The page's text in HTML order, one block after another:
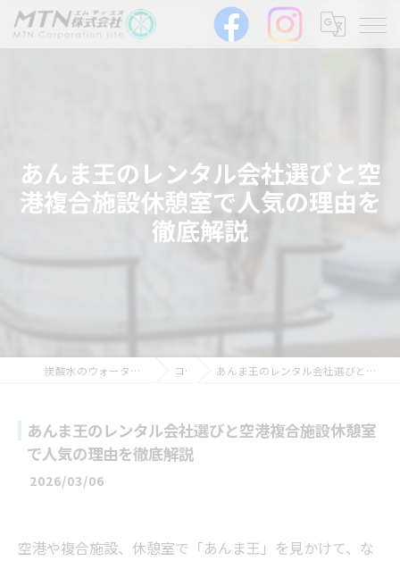
あんま王のレンタル会社選びと空
港複合施設休憩室で人気の理由を
徹底解説
炭酸水のウォーターサーバーならMTN株式会社 コラム あんま王のレンタル会社選びと空港複合施設休憩室で人気の理由を徹底解説
あんま王のレンタル会社選びと空港複合施設休憩室
で人気の理由を徹底解説
2026/03/06
空港や複合施設、休憩室で「あんま王」を見かけて、な